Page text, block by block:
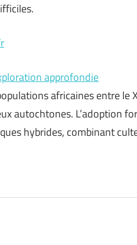
approfondie
africaines entre le
autochtones. L’adoption
hybrides, combinant